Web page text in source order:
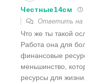
Честные14см
Ответить на
Что же ты такой
Работа она для
финансовые
меньшинство,
ресурсы для